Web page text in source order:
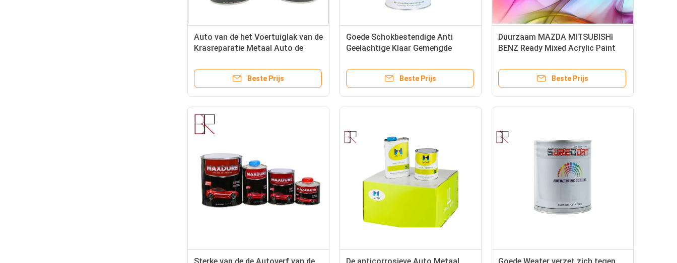
Auto van de het Voertuiglak van de
Krasreparatie Metaal Auto de
Beste Prijs
Goede Schokbestendige Anti
Geelachtige Klaar Gemengde
Beste Prijs
Duurzaam MAZDA MITSUBISHI
BENZ Ready Mixed Acrylic Paint
Beste Prijs